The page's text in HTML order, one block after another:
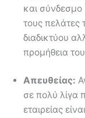
και σύνδεσμο
τους
διαδικτύου
προμήθεια
Απευθείας:
σε πολύ λίγα
εταιρείας